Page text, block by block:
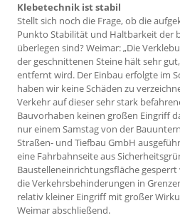
Klebetechnik ist stabil
Stellt sich noch die Frage, ob die
Punkto Stabilität und Haltbarkeit der
überlegen sind? Weimar: „Die
der geschnittenen Steine hält sehr
entfernt wird. Der Einbau erfolgte im
haben wir keine Schäden zu
Verkehr auf dieser sehr stark
Bauvorhaben keinen großen Eingriff
nur einem Samstag von der
Straßen- und Tiefbau GmbH
eine Fahrbahnseite aus
Baustelleneinrichtungsfläche gesperrt
die Verkehrsbehinderungen in
relativ kleiner Eingriff mit großer
Weimar abschließend.